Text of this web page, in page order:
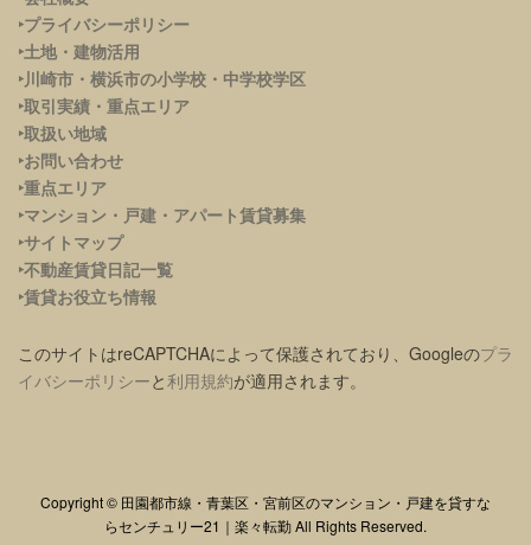
‣プライバシーポリシー
‣土地・建物活用
‣川崎市・横浜市の小学校・中学校学区
‣取引実績・重点エリア
‣取扱い地域
‣お問い合わせ
‣重点エリア
‣マンション・戸建・アパート賃貸募集
‣サイトマップ
‣不動産賃貸日記一覧
‣賃貸お役立ち情報
このサイトはreCAPTCHAによって保護されており、Googleのプラ
イバシーポリシーと利用規約が適用されます。
Copyright © 田園都市線・青葉区・宮前区のマンション・戸建を貸すな
らセンチュリー21｜楽々転勤 All Rights Reserved.